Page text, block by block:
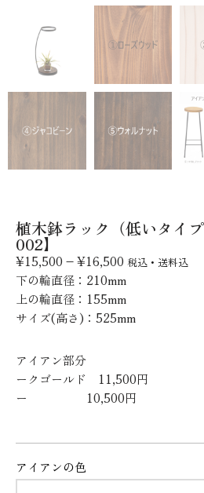
植木鉢ラック（低い
002】
¥15,500 –¥16,500 税込・送料込
下の輪直径 ： 210mm
上の輪直径 ： 155mm
サイズ(高さ)： 525mm
アイアン部
ークゴールド 11,500
ー 10,500円
アイアンの色